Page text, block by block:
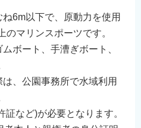
6m以下で、原動力を使用
のマリンスポーツです。
ボート、手漕ぎボート、
、公園事務所で水域利用
など)が必要となります。